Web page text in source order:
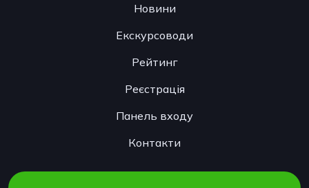
Новини
Екскурсоводи
Рейтинг
Реєстрація
Панель входу
Контакти